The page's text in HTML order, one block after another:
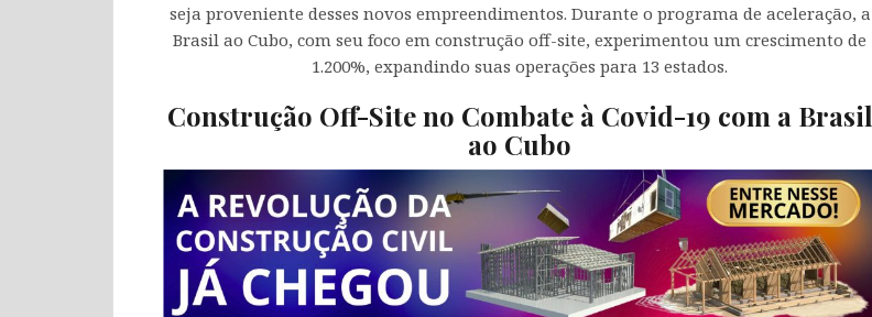
seja proveniente desses novos empreendimentos. Durante o programa de aceleração, a
Brasil ao Cubo, com seu foco em construção off-site, experimentou um crescimento de
1.200%, expandindo suas operações para 13 estados.
Construção Off-Site no Combate à Covid-19 com a Brasil
ao Cubo